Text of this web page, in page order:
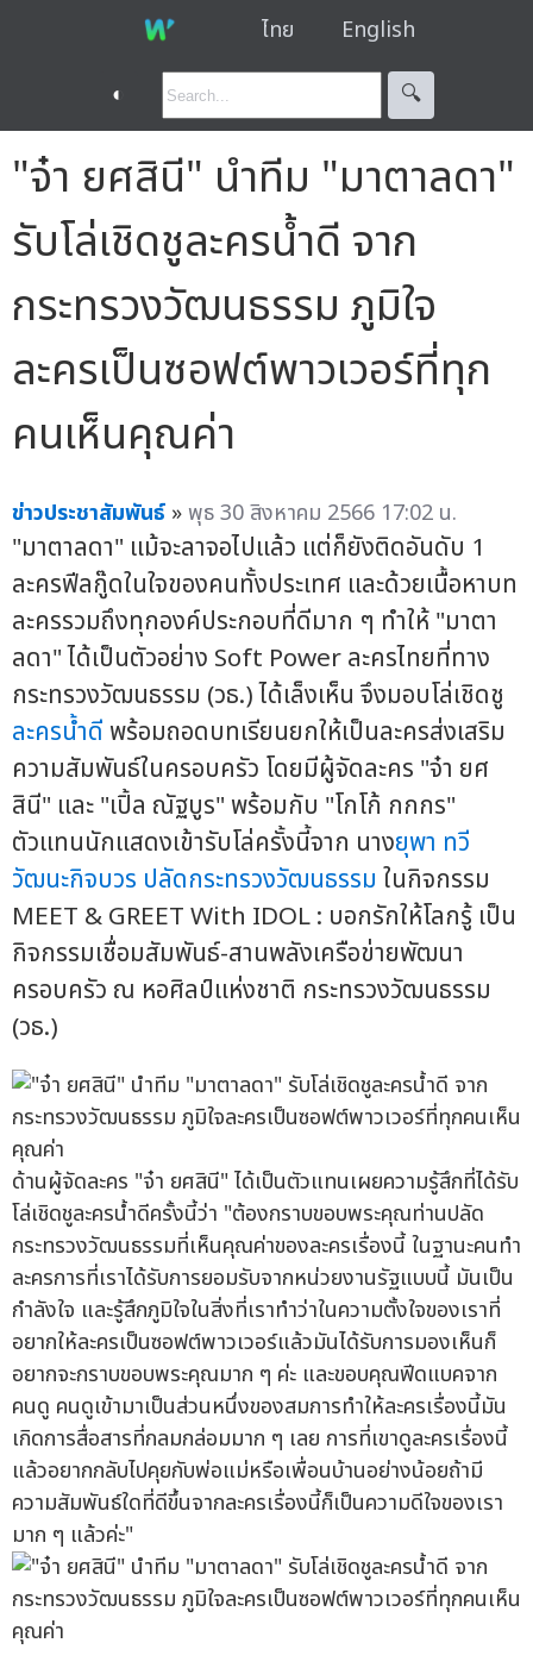
ไทย English
◐ 🔍︎
"จ๋า ยศสินี" นำทีม "มาตาลดา"
รับโล่เชิดชูละครน้ำดี จาก
กระทรวงวัฒนธรรม ภูมิใจ
ละครเป็นซอฟต์พาวเวอร์ที่ทุก
คนเห็นคุณค่า
ข่าวประชาสัมพันธ์ »พุธ 30 สิงหาคม 2566 17:02 น.
"มาตาลดา" แม้จะลาจอไปแล้ว แต่ก็ยังติดอันดับ 1
ละครฟีลกู๊ดในใจของคนทั้งประเทศ และด้วยเนื้อหาบท
ละครรวมถึงทุกองค์ประกอบที่ดีมาก ๆ ทำให้ "มาตา
ลดา" ได้เป็นตัวอย่าง Soft Power ละครไทยที่ทาง
กระทรวงวัฒนธรรม (วธ.) ได้เล็งเห็น จึงมอบโล่เชิดชู
ละครน้ำดี พร้อมถอดบทเรียนยกให้เป็นละครส่งเสริม
ความสัมพันธ์ในครอบครัว โดยมีผู้จัดละคร "จ๋า ยศ
สินี" และ "เปิ้ล ณัฐบูร" พร้อมกับ "โกโก้ กกกร"
ตัวแทนนักแสดงเข้ารับโล่ครั้งนี้จาก นางยุพา ทวี
วัฒนะกิจบวร ปลัดกระทรวงวัฒนธรรม ในกิจกรรม
MEET & GREET With IDOL : บอกรักให้โลกรู้ เป็น
กิจกรรมเชื่อมสัมพันธ์-สานพลังเครือข่ายพัฒนา
ครอบครัว ณ หอศิลป์แห่งชาติ กระทรวงวัฒนธรรม
(วธ.)
ด้านผู้จัดละคร "จ๋า ยศสินี" ได้เป็นตัวแทนเผยความรู้สึกที่ได้รับ
โล่เชิดชูละครน้ำดีครั้งนี้ว่า "ต้องกราบขอบพระคุณท่านปลัด
กระทรวงวัฒนธรรมที่เห็นคุณค่าของละครเรื่องนี้ ในฐานะคนทำ
ละครการที่เราได้รับการยอมรับจากหน่วยงานรัฐแบบนี้ มันเป็น
กำลังใจ และรู้สึกภูมิใจในสิ่งที่เราทำว่าในความตั้งใจของเราที่
อยากให้ละครเป็นซอฟต์พาวเวอร์แล้วมันได้รับการมองเห็นก็
อยากจะกราบขอบพระคุณมาก ๆ ค่ะ และขอบคุณฟีดแบคจาก
คนดู คนดูเข้ามาเป็นส่วนหนึ่งของสมการทำให้ละครเรื่องนี้มัน
เกิดการสื่อสารที่กลมกล่อมมาก ๆ เลย การที่เขาดูละครเรื่องนี้
แล้วอยากกลับไปคุยกับพ่อแม่หรือเพื่อนบ้านอย่างน้อยถ้ามี
ความสัมพันธ์ใดที่ดีขึ้นจากละครเรื่องนี้ก็เป็นความดีใจของเรา
มาก ๆ แล้วค่ะ"